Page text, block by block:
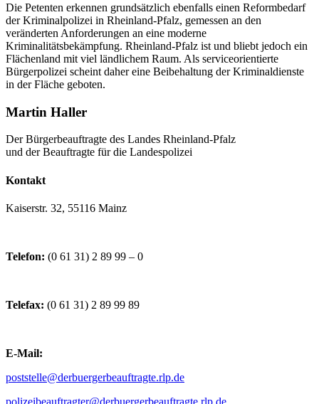
Die Petenten erkennen grundsätzlich ebenfalls einen Reformbedarf
der Kriminalpolizei in Rheinland-Pfalz, gemessen an den
veränderten Anforderungen an eine moderne
Kriminalitätsbekämpfung. Rheinland-Pfalz ist und bliebt jedoch ein
Flächenland mit viel ländlichem Raum. Als serviceorientierte
Bürgerpolizei scheint daher eine Beibehaltung der Kriminaldienste
in der Fläche geboten.
Martin Haller
Der Bürgerbeauftragte des Landes Rheinland-Pfalz
und der Beauftragte für die Landespolizei
Kontakt
Kaiserstr. 32, 55116 Mainz
Telefon: (0 61 31) 2 89 99 – 0
Telefax: (0 61 31) 2 89 99 89
E-Mail:
poststelle@derbuergerbeauftragte.rlp.de
polizeibeauftragter@derbuergerbeauftragte.rlp.de